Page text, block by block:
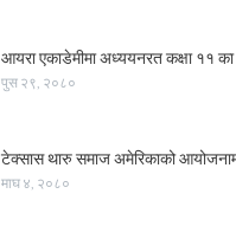
आयरा एकाडेमीमा अध्ययनरत कक्षा ११ का
पुस २९, २०८०
टेक्सास थारु समाज अमेरिकाको
माघ ४, २०८०